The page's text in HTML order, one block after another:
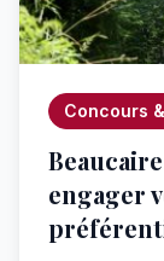
Concours
engager